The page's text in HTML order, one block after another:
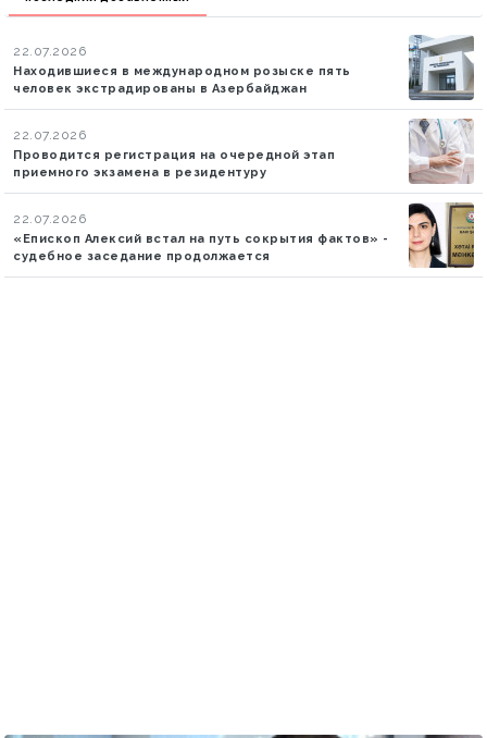
22.07.2026
Находившиеся в международном розыске пять
человек экстрадированы в Азербайджан
22.07.2026
Проводится регистрация на очередной этап
приемного экзамена в резидентуру
22.07.2026
«Епископ Алексий встал на путь сокрытия фактов» -
судебное заседание продолжается